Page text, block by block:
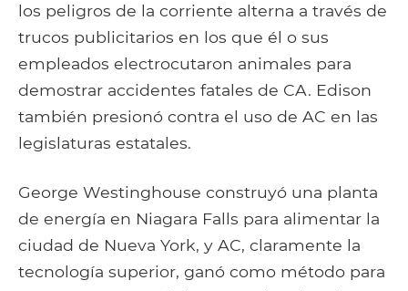
los peligros de la corriente alterna a través de
trucos publicitarios en los que él o sus
empleados electrocutaron animales para
demostrar accidentes fatales de CA. Edison
también presionó contra el uso de AC en las
legislaturas estatales.
George Westinghouse construyó una planta
de energía en Niagara Falls para alimentar la
ciudad de Nueva York, y AC, claramente la
tecnología superior, ganó como método para